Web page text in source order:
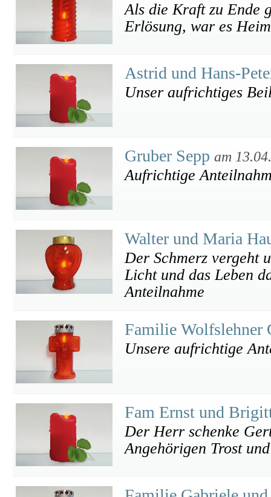
Als die Kraft zu Ende
Erlösung, war es
Astrid und Hans-
Unser aufrichtiges
Gruber Sepp am
Aufrichtige
Walter und Maria
Der Schmerz vergeht
Licht und das Leben
Anteilnahme
Familie Wolfslehner
Unsere aufrichtige
Fam Ernst und
Der Herr schenke
Angehörigen Trost